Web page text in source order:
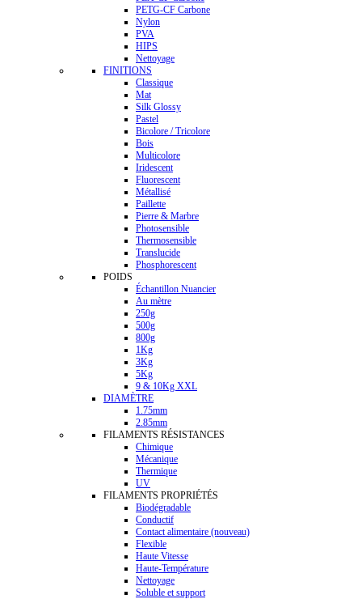
PETG-CF Carbone
Nylon
PVA
HIPS
Nettoyage
FINITIONS
Classique
Mat
Silk Glossy
Pastel
Bicolore / Tricolore
Bois
Multicolore
Iridescent
Fluorescent
Métallisé
Paillette
Pierre & Marbre
Photosensible
Thermosensible
Translucide
Phosphorescent
POIDS
Échantillon Nuancier
Au mètre
250g
500g
800g
1Kg
3Kg
5Kg
9 & 10Kg XXL
DIAMÈTRE
1.75mm
2.85mm
FILAMENTS RÉSISTANCES
Chimique
Mécanique
Thermique
UV
FILAMENTS PROPRIÉTÉS
Biodégradable
Conductif
Contact alimentaire (nouveau)
Flexible
Haute Vitesse
Haute-Température
Nettoyage
Soluble et support